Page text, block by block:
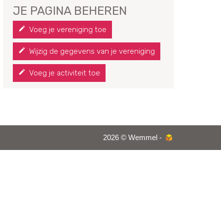
JE PAGINA BEHEREN
Voeg je vereniging toe
Wijzig de gegevens van je vereniging
Voeg je activiteit toe
2026 © Wemmel -